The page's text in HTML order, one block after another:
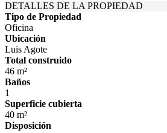
DETALLES DE LA PROPIEDAD
Tipo de Propiedad
Oficina
Ubicación
Luis Agote
Total construido
46 m²
Baños
1
Superficie cubierta
40 m²
Disposición